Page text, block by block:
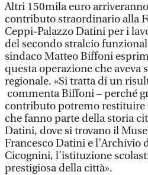
Altri 150mila euro
contributo straordinario alla
Ceppi-Palazzo Datini per i
del secondo stralcio
sindaco Matteo Biffoni
questa operazione che aveva
regionale. «Si tratta di un
commenta Biffoni – perché
contributo potremo restituire
che fanno parte della storia
Datini, dove si trovano il
Francesco Datini e l’Archivio
Cicognini, l’istituzione
prestigiosa della città».